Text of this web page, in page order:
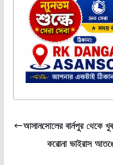
আসানসোলের বার্নপুর থেকে
করোনা ভাইরাস